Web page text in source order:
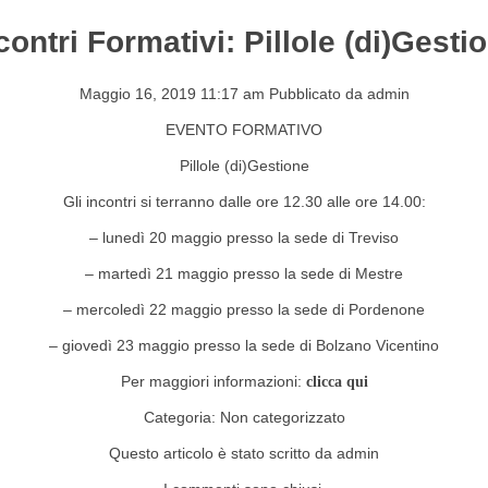
Formativi: Pillole
Maggio 16, 2019 11:17 am Pubblicato da admin
EVENTO FORMATIVO
Pillole (di)Gestione
Gli incontri si terranno dalle ore 12.30 alle ore 14.00:
– lunedì 20 maggio presso la sede di Treviso
– martedì 21 maggio presso la sede di Mestre
– mercoledì 22 maggio presso la sede di Pordenone
– giovedì 23 maggio presso la sede di Bolzano Vicentino
Per maggiori informazioni: clicca qui
Categoria: Non categorizzato
Questo articolo è stato scritto da admin